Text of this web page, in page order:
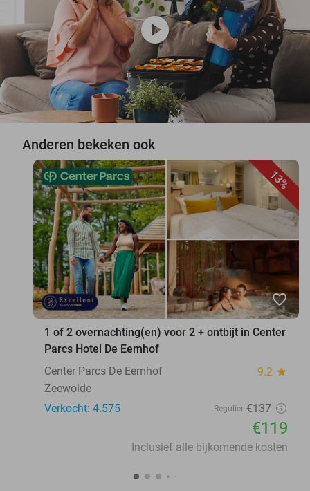
play_circle
Anderen bekeken ook
13%
favorite_border
1 of 2 overnachting(en) voor 2 + ontbijt in Center
Parcs Hotel De Eemhof
Center Parcs De Eemhof
9.2 star
Zeewolde
Verkocht: 4.575
Regulier €137
€119
Inclusief alle bijkomende kosten